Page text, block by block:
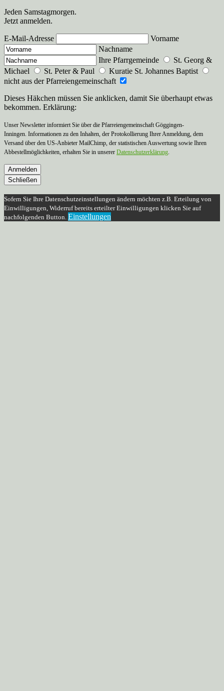
Jeden Samstagmorgen.
Jetzt anmelden.
E-Mail-Adresse
Vorname
Nachname
Ihre Pfarrgemeinde
St. Georg &
Michael
St. Peter & Paul
Kuratie St. Johannes Baptist
nicht aus der Pfarreiengemeinschaft
Dieses Häkchen müssen Sie anklicken, damit Sie überhaupt etwas
bekommen. Erklärung:
Unser Newsletter informiert Sie über die Pfarreiengemeinschaft Göggingen-
Inningen. Informationen zu den Inhalten, der Protokollierung Ihrer Anmeldung, dem
Versand über den US-Anbieter MailChimp, der statistischen Auswertung sowie Ihren
Abbestellmöglichkeiten, erhalten Sie in unserer Datenschutzerklärung
Anmelden
Schließen
Sofern Sie Ihre Datenschutzeinstellungen ändern möchten z.B. Erteilung von
Einwilligungen, Widerruf bereits erteilter Einwilligungen klicken Sie auf
nachfolgenden Button. Einstellungen